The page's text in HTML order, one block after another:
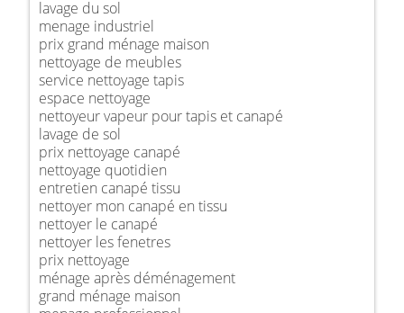
lavage du sol
menage industriel
prix grand ménage maison
nettoyage de meubles
service nettoyage tapis
espace nettoyage
nettoyeur vapeur pour tapis et canapé
lavage de sol
prix nettoyage canapé
nettoyage quotidien
entretien canapé tissu
nettoyer mon canapé en tissu
nettoyer le canapé
nettoyer les fenetres
prix nettoyage
ménage après déménagement
grand ménage maison